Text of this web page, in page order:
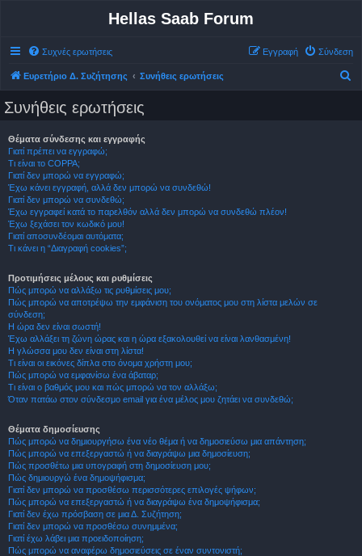
Hellas Saab Forum
Συχνές ερωτήσεις Σύνδεση
Εγγραφή
Ευρετήριο Δ. Συζήτησης Συνήθεις ερωτήσεις
Συνήθεις ερωτήσεις
Θέματα σύνδεσης και εγγραφής
Γιατί πρέπει να εγγραφώ;
Τι είναι το COPPA;
Γιατί δεν μπορώ να εγγραφώ;
Έχω κάνει εγγραφή, αλλά δεν μπορώ να συνδεθώ!
Γιατί δεν μπορώ να συνδεθώ;
Έχω εγγραφεί κατά το παρελθόν αλλά δεν μπορώ να συνδεθώ πλέον!
Έχω ξεχάσει τον κωδικό μου!
Γιατί αποσυνδέομαι αυτόματα;
Τι κάνει η “Διαγραφή cookies”;
Προτιμήσεις μέλους και ρυθμίσεις
Πώς μπορώ να αλλάξω τις ρυθμίσεις μου;
Πώς μπορώ να αποτρέψω την εμφάνιση του ονόματος μου στη λίστα μελών σε
σύνδεση;
Η ώρα δεν είναι σωστή!
Έχω αλλάξει τη ζώνη ώρας και η ώρα εξακολουθεί να είναι λανθασμένη!
Η γλώσσα μου δεν είναι στη λίστα!
Τι είναι οι εικόνες δίπλα στο όνομα χρήστη μου;
Πώς μπορώ να εμφανίσω ένα άβαταρ;
Τι είναι ο βαθμός μου και πώς μπορώ να τον αλλάξω;
Όταν πατάω στον σύνδεσμο email για ένα μέλος μου ζητάει να συνδεθώ;
Θέματα δημοσίευσης
Πώς μπορώ να δημιουργήσω ένα νέο θέμα ή να δημοσιεύσω μια απάντηση;
Πώς μπορώ να επεξεργαστώ ή να διαγράψω μια δημοσίευση;
Πώς προσθέτω μια υπογραφή στη δημοσίευση μου;
Πώς δημιουργώ ένα δημοψήφισμα;
Γιατί δεν μπορώ να προσθέσω περισσότερες επιλογές ψήφων;
Πώς μπορώ να επεξεργαστώ ή να διαγράψω ένα δημοψήφισμα;
Γιατί δεν έχω πρόσβαση σε μια Δ. Συζήτηση;
Γιατί δεν μπορώ να προσθέσω συνημμένα;
Γιατί έχω λάβει μια προειδοποίηση;
Πώς μπορώ να αναφέρω δημοσιεύσεις σε έναν συντονιστή;